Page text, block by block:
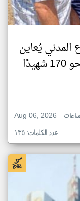
المدني يُعاين
Aug 06, 2026
عدد الكلمات: ١٣٥